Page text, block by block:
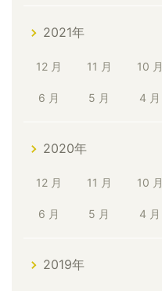
2021年
12 月 11 月 10 月
6 月 5 月 4 月
2020年
12 月 11 月 10 月
6 月 5 月 4 月
2019年